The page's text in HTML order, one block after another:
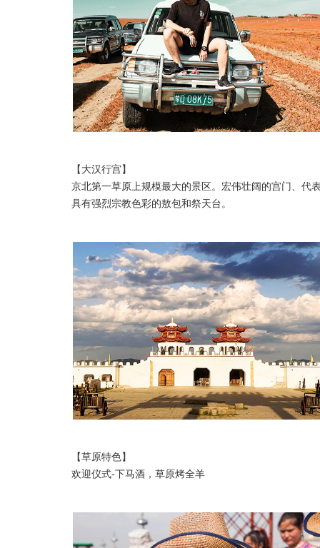
【大汉行宫】
京北第一草原上规模最大的景区。宏伟壮阔的宫门、代
具有强烈宗教色彩的敖包和祭天台。
【草原特色】
欢迎仪式-下马酒，草原烤全羊